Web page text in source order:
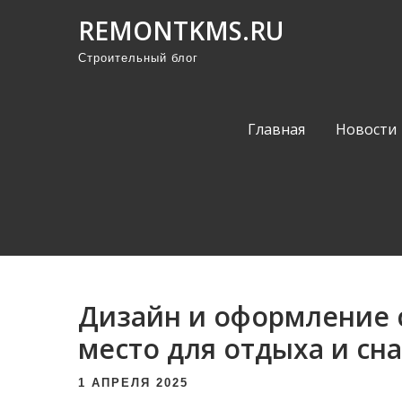
REMONTKMS.RU
Строительный блог
Главная Новости
Дизайн и оформление
место для отдыха и сна
1 АПРЕЛЯ 2025